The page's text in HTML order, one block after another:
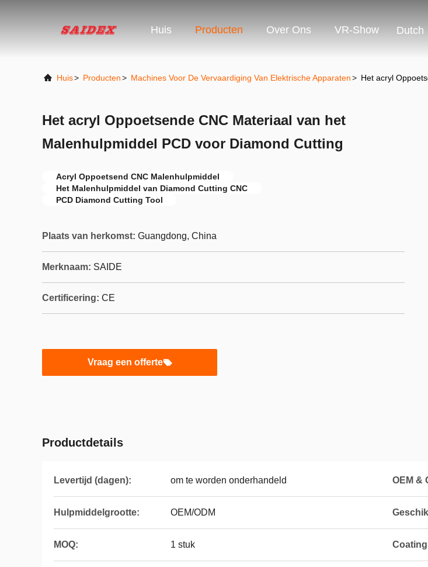
Huis Producten Over Ons VR-Show Dutch
Huis> Producten> Machines Voor De Vervaardiging Van Elektrische Apparaten> Het acryl
Het acryl Oppoetsende CNC Materiaal van het
Malenhulpmiddel PCD voor Diamond Cutting
Acryl Oppoetsend CNC Malenhulpmiddel
Het Malenhulpmiddel van Diamond Cutting CNC
PCD Diamond Cutting Tool
Plaats van herkomst: Guangdong, China
Merknaam: SAIDE
Certificering: CE
Vraag een offerte
Productdetails
Levertijd (dagen): om te worden onderhandeld OEM &
Hulpmiddelgrootte: OEM/ODM
MOQ: 1 stuk